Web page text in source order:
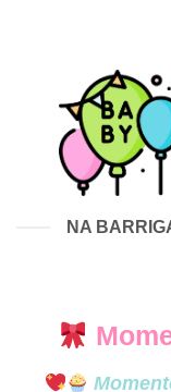
NA